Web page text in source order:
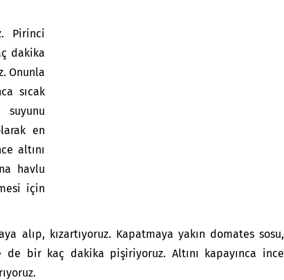
Pirinci
dakika
Onunla
sıcak
en
altını
havlu
için
alıp, kızartıyoruz. Kapatmaya yakın domates sosu,
bir kaç dakika pişiriyoruz. Altını kapayınca ince